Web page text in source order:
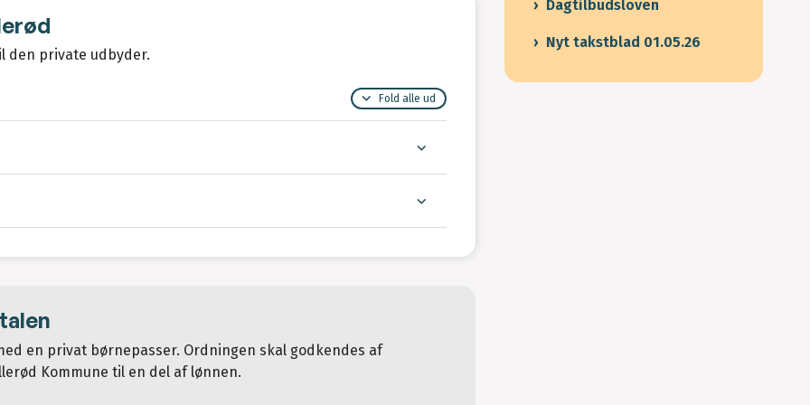
den private udbyder.
Fold alle ud
en privat børnepasser. Ordningen skal godkendes af
Kommune til en del af lønnen.
Dagtilbudsloven
Nyt takstblad 01.05.26